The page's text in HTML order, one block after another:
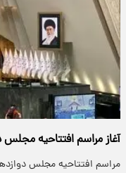
آغاز مراسم افتتاحیه مجلس
مراسم افتتاحیه مجلس